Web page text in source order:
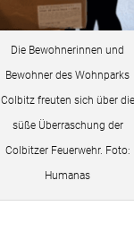
Die Bewohnerinnen und
Bewohner des Wohnparks
Colbitz freuten sich über die
süße Überraschung der
Colbitzer Feuerwehr. Foto:
Humanas